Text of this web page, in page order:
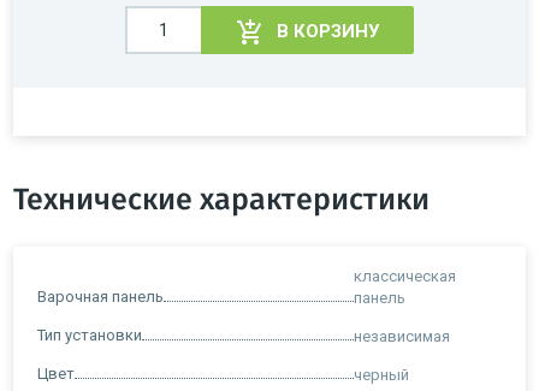
В КОРЗИНУ
Технические характеристики
Варочная панель
классическая
панель
Тип установки независимая
Цвет черный